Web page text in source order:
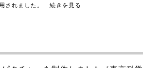
れました。 … 続きを見る